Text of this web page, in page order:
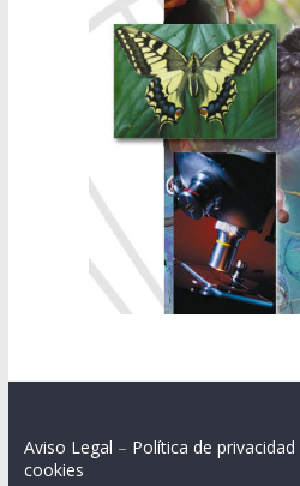
Aviso Legal – Política de privacidad
cookies